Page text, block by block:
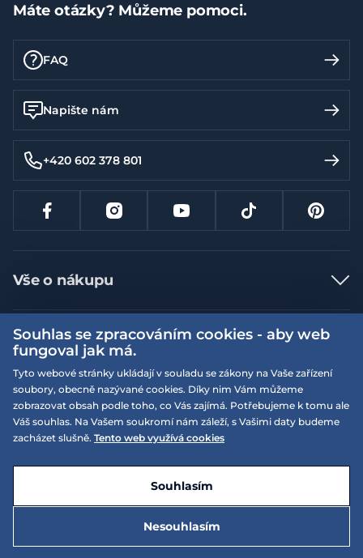
Máte otázky? Můžeme pomoci.
FAQ
Napište nám
+420 602 378 801
Vše o nákupu
Jak nakupovat
Nejčastější dotazy
Doprava a platba
Vrácení a výměna zboží
Reklamace
Velikostní tabulky
Více informací
Obchodní podmínky
Podmínky EQS věrnostního klubu
On-line katalogy
Dotace
Zásady ochrany osobních údajů
Naše prodejny
EQS Rudná
EQS Praha 9 - Letňany
Nyní zavřeno ‧ otevřeno od 09:00, Pá
E-shop vytvořila a technicky zajišťujeSIMPLIA.cz
Souhlas se zpracováním cookies - aby web
fungoval jak má.
Tyto webové stránky ukládají v souladu se zákony na Vaše zařízení
soubory, obecně nazývané cookies. Díky nim Vám můžeme
zobrazovat obsah podle toho, co Vás zajímá. Potřebujeme k tomu ale
Váš souhlas. Na Vašem soukromí nám záleží, s Vašimi daty budeme
zacházet slušně. Tento web využívá cookies
Nesouhlasím
Souhlasím